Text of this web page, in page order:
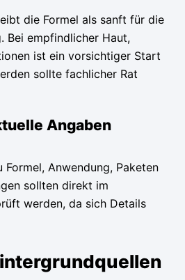
die Formel als sanft für die
Bei empfindlicher Haut,
ist ein vorsichtiger Start
sollte fachlicher Rat
Angaben
Anwendung, Paketen
sollten direkt im
werden, da sich Details